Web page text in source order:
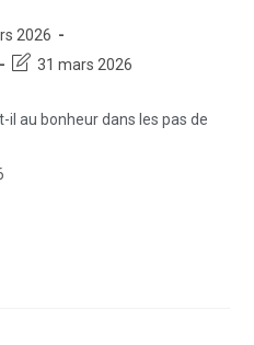
2026
31 mars 2026
au bonheur dans les pas de